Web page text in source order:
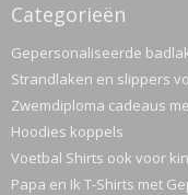
Categorieën
Gepersonaliseerde
Strandlaken en slippers
Zwemdiploma cadeaus
Hoodies koppels
Voetbal Shirts ook voor
Papa en Ik T-Shirts met